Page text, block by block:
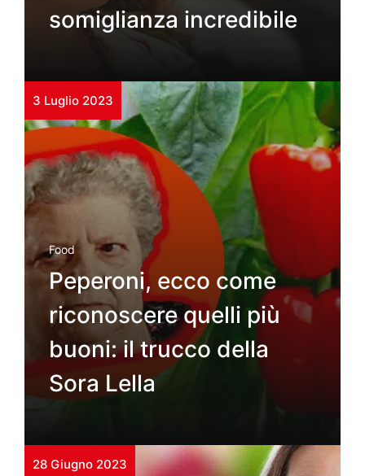
somiglianza incredibile
3 Luglio 2023
Food
Peperoni, ecco come
riconoscere quelli più
buoni: il trucco della
Sora Lella
28 Giugno 2023